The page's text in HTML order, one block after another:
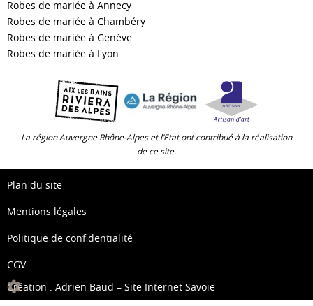
Robes de mariée à Annecy
Robes de mariée à Chambéry
Robes de mariée à Genève
Robes de mariée à Lyon
La région Auvergne Rhône-Alpes et l’Etat ont contribué à la réalisation
de ce site.
Plan du site
Mentions légales
Politique de confidentialité
CGV
Création : Adrien Baud – Site Internet Savoie